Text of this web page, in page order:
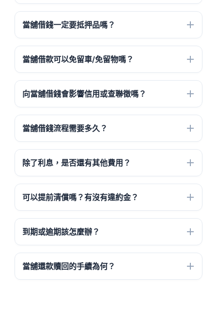
當舖借錢一定要抵押品嗎？
當舖借款可以免留車/免留物嗎？
向當舖借錢會影響信用或查聯徵嗎？
當舖借錢流程需要多久？
除了利息，是否還有其他費用？
可以提前清償嗎？有沒有違約金？
到期或逾期該怎麼辦？
當舖還款贖回的手續為何？